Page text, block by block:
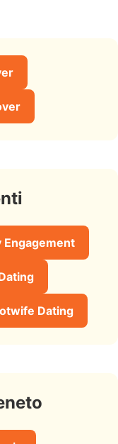
Engagement
Dating